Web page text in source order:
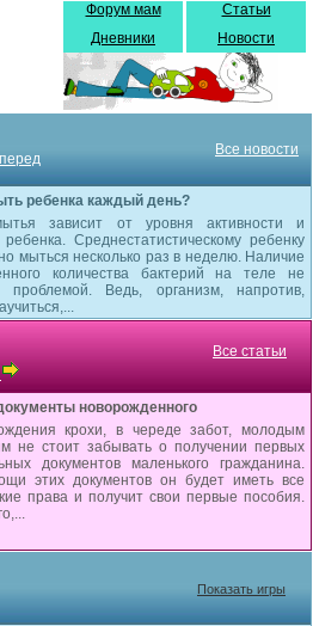
Форум мам
Дневники
Статьи
Новости
Все новости
ребенка каждый день?
зависит от уровня активности и
ребенка. Среднестатистическому ребенку
мыться несколько раз в неделю. Наличие
количества бактерий на теле не
проблемой. Ведь, организм, напротив,
Все статьи
новорожденного
крохи, в череде забот, молодым
не стоит забывать о получении первых
документов маленького гражданина.
этих документов он будет иметь все
права и получит свои первые пособия.
Показать игры